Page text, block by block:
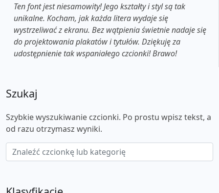
Ten font jest niesamowity! Jego kształty i styl są tak
unikalne. Kocham, jak każda litera wydaje się
wystrzeliwać z ekranu. Bez wątpienia świetnie nadaje się
do projektowania plakatów i tytułów. Dziękuję za
udostępnienie tak wspaniałego czcionki! Brawo!
Szukaj
Szybkie wyszukiwanie czcionki. Po prostu wpisz tekst, a
od razu otrzymasz wyniki.